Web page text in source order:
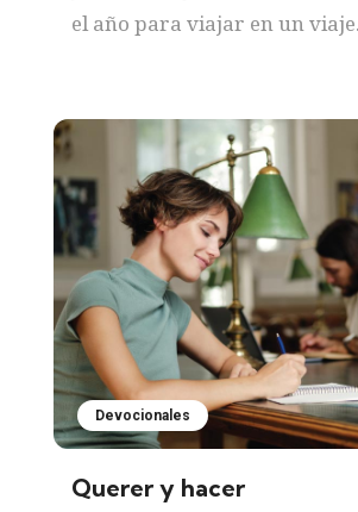
el año para viajar en un
Devocionales
Querer y hacer